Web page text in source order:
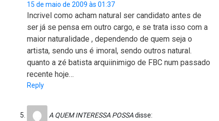
15 de maio de 2009 às 01:37
Incrivel como acham natural ser candidato antes de
ser já se pensa em outro cargo, e se trata isso com a
maior naturalidade , dependendo de quem seja o
artista, sendo uns é imoral, sendo outros natural.
quanto a zé batista arquiinimigo de FBC num passado
recente hoje…
Reply
A QUEM INTERESSA POSSAdisse: